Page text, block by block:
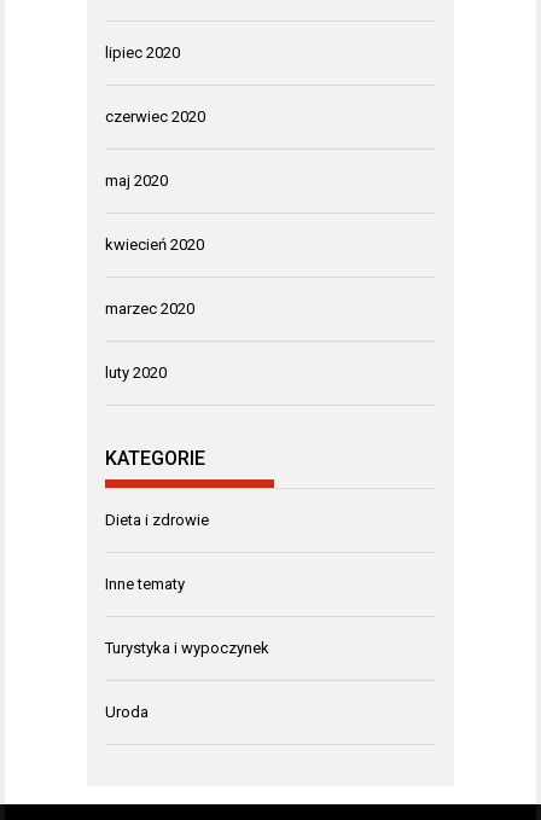
lipiec 2020
czerwiec 2020
maj 2020
kwiecień 2020
marzec 2020
luty 2020
KATEGORIE
Dieta i zdrowie
Inne tematy
Turystyka i wypoczynek
Uroda